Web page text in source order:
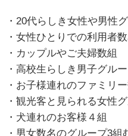
・20代らしき女性や男性
・女性ひとりでの利用者
・カップルやご夫婦数組
・高校生らしき男子グル
・お子様連れのファミリ
・観光客と見られる女性
・犬連れのお客様４組
・男女数名のグループ3組